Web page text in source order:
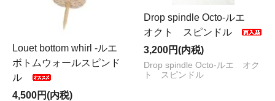
Louet bottom whirl -ルエ
ボトムウォールスピンド
ル
4,500円(内税)
Drop spindle Octo-ルエ
オクト スピンドル
3,200円(内税)
Drop spindle Octo-ルエ オク
ト スピンドル